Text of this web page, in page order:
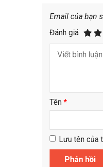
Email của bạn
Đánh giá
Tên *
Lưu tên của